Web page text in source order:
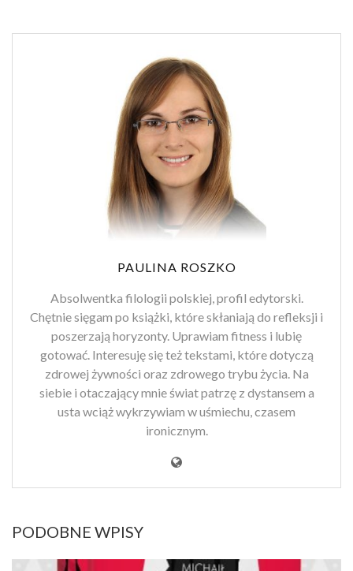
PAULINA ROSZKO
Absolwentka filologii polskiej, profil edytorski.
Chętnie sięgam po książki, które skłaniają do refleksji i
poszerzają horyzonty. Uprawiam fitness i lubię
gotować. Interesuję się też tekstami, które dotyczą
zdrowej żywności oraz zdrowego trybu życia. Na
siebie i otaczający mnie świat patrzę z dystansem a
usta wciąż wykrzywiam w uśmiechu, czasem
ironicznym.
PODOBNE WPISY